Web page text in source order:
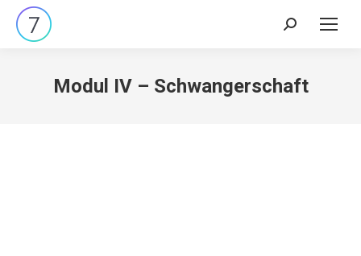
Search:
Modul IV – Schwangerschaft